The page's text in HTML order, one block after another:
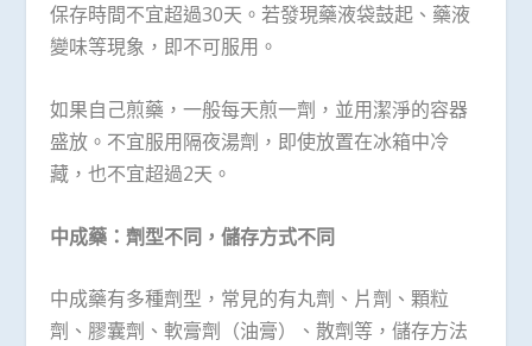
保存時間不宜超過30天。若發現藥液袋鼓起、藥液
變味等現象，即不可服用。
如果自己煎藥，一般每天煎一劑，並用潔淨的容器
盛放。不宜服用隔夜湯劑，即使放置在冰箱中冷
藏，也不宜超過2天。
中成藥：劑型不同，儲存方式不同
中成藥有多種劑型，常見的有丸劑、片劑、顆粒
劑、膠囊劑、軟膏劑（油膏）、散劑等，儲存方法